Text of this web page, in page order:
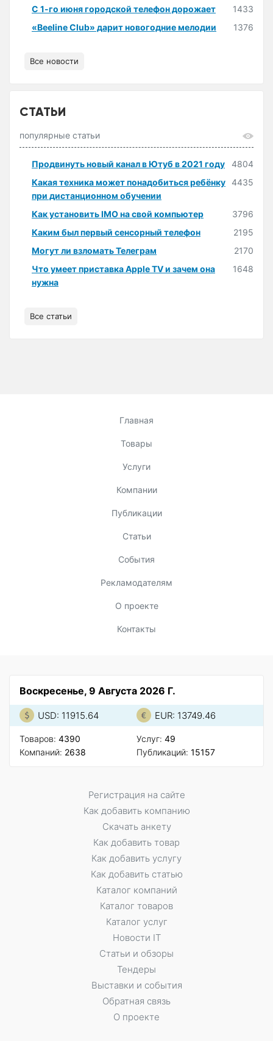
С 1-го июня городской телефон дорожает
1433
«Beeline Club» дарит новогодние мелодии
1376
Все новости
СТАТЬИ
популярные статьи
Продвинуть новый канал в Ютуб в 2021 году
4804
Какая техника может понадобиться ребёнку
при дистанционном обучении
4435
Как установить IMO на свой компьютер
3796
Каким был первый сенсорный телефон
2195
Могут ли взломать Телеграм
2170
Что умеет приставка Apple TV и зачем она
нужна
1648
Все статьи
Главная
Товары
Услуги
Компании
Публикации
Статьи
События
Рекламодателям
О проекте
Контакты
Воскресенье, 9 Августа 2026 Г.
USD: 11915.64 EUR: 13749.46
Товаров: 4390
Компаний: 2638
Услуг: 49
Публикаций: 15157
Регистрация на сайте
Как добавить компанию
Скачать анкету
Как добавить товар
Как добавить услугу
Как добавить статью
Каталог компаний
Каталог товаров
Каталог услуг
Новости IT
Статьи и обзоры
Тендеры
Выставки и события
Обратная связь
О проекте